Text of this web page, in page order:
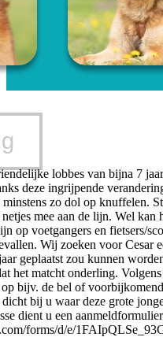
lobbes van bijna 7
deze ingrijpende
minstens zo dol op knuffelen.
mee aan de lijn. Wel
op voetgangers en fietsers/
Wij zoeken voor Cesar
geplaatst zou kunnen
het matcht onderling.
bijv. de bel of
bij u waar deze grote
dient u een
forms/d/e/